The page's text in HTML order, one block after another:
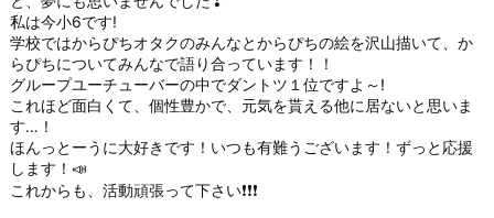
私は今小6です!
学校ではからぴちオタクのみんなとからぴちの絵を沢山描いて、か
らぴちについてみんなで語り合っています！！
グループユーチューバーの中でダントツ１位ですよ～!
これほど面白くて、個性豊かで、元気を貰える他に居ないと思いま
す…！
ほんっとーうに大好きです！いつも有難うございます！ずっと応援
します！📣
これからも、活動頑張って下さい❗❗❗